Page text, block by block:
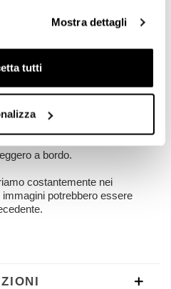
Mostra dettagli
tutti
acciaio trattato con
epossidiche.
moto. Pronto per ospitare
a bordo.
costantemente nei
potrebbero essere